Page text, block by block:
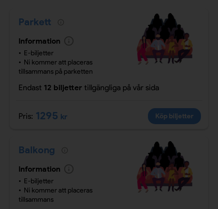
Parkett
Information
E-biljetter
Ni kommer att placeras
tillsammans på parketten
Endast 12 biljetter tillgängliga på vår sida
Pris: 1295 kr Köp biljetter
Balkong
Information
E-biljetter
Ni kommer att placeras
tillsammans